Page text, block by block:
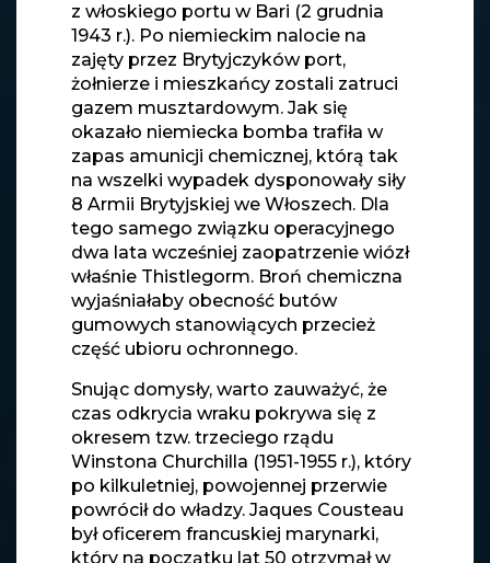
z włoskiego portu w Bari (2 grudnia
1943 r.). Po niemieckim nalocie na
zajęty przez Brytyjczyków port,
żołnierze i mieszkańcy zostali zatruci
gazem musztardowym. Jak się
okazało niemiecka bomba trafiła w
zapas amunicji chemicznej, którą tak
na wszelki wypadek dysponowały siły
8 Armii Brytyjskiej we Włoszech. Dla
tego samego związku operacyjnego
dwa lata wcześniej zaopatrzenie wiózł
właśnie Thistlegorm. Broń chemiczna
wyjaśniałaby obecność butów
gumowych stanowiących przecież
część ubioru ochronnego.
Snując domysły, warto zauważyć, że
czas odkrycia wraku pokrywa się z
okresem tzw. trzeciego rządu
Winstona Churchilla (1951-1955 r.), który
po kilkuletniej, powojennej przerwie
powrócił do władzy. Jaques Cousteau
był oficerem francuskiej marynarki,
który na początku lat 50 otrzymał w